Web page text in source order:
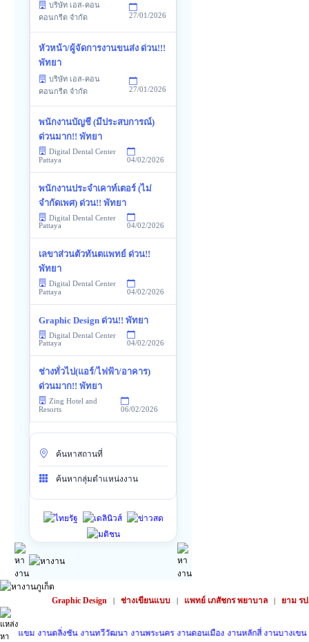
บริษัท เอส-คอน
คอนกรีต จำกัด
27/01/2026
หัวหน้า/ผู้จัดการงานขนส่ง ด่วน!!!
พัทยา
บริษัท เอส-คอน
คอนกรีต จำกัด
27/01/2026
พนักงานบัญชี (มีประสบการณ์)
ด่วนมาก!! พัทยา
Digital Dental Center
Pattaya
04/02/2026
พนักงานประจำเคาท์เตอร์ (ไม่
จำกัดเพศ) ด่วน!! พัทยา
Digital Dental Center
Pattaya
04/02/2026
เลขาส่วนตัวทันตแพทย์ ด่วน!!
พัทยา
Digital Dental Center
Pattaya
04/02/2026
Graphic Design ด่วน!! พัทยา
Digital Dental Center
Pattaya
04/02/2026
ช่างทั่วไป(แอร์/ไฟฟ้า/อาคาร)
ด่วนมาก!! พัทยา
Zing Hotel and
Resorts
06/02/2026
ค้นหาสถานที่
ค้นหากลุ่มตำแหน่งงาน
Graphic Design | ช่างเขียนแบบ | แพทย์ เภสัชกร พยาบาล | ยาม ร
ม งานตลิ่งชัน งานทวีวัฒนา งานพระนคร งานดอนเมือง งานหลักสี่งานบางเขนงานสา